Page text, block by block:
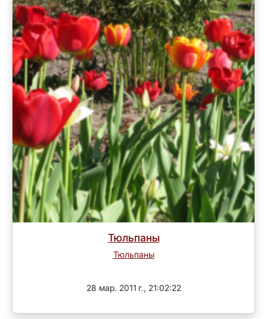
Тюльпаны
Тюльпаны
28 мар. 2011 г., 21:02:22